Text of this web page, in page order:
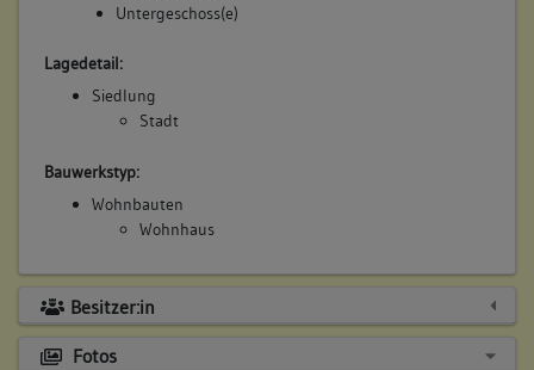
Untergeschoss(e)
Lagedetail:
Siedlung
Stadt
Bauwerkstyp:
Wohnbauten
Wohnhaus
Besitzer:in
Fotos